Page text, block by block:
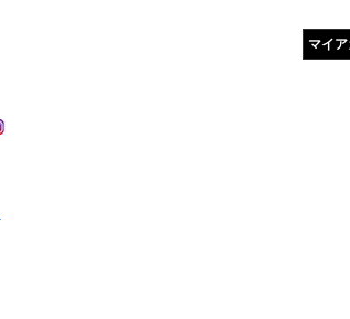
マイ